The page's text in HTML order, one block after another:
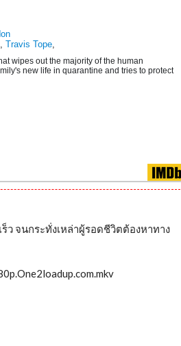
Travis Tope
wipes out the majority of the human
new life in quarantine and tries to protect
ว จนกระทั่งเหล่าผู้รอดชีวิตต้องหาทาง